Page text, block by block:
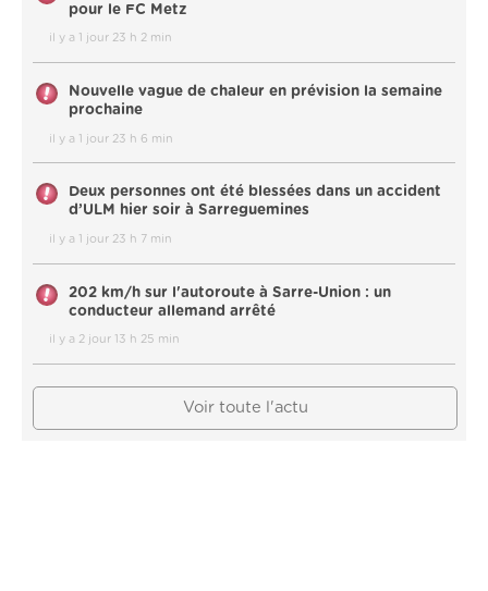
pour le FC Metz
il y a 1 jour 23 h 2 min
Nouvelle vague de chaleur en prévision la semaine
prochaine
il y a 1 jour 23 h 6 min
Deux personnes ont été blessées dans un accident
d’ULM hier soir à Sarreguemines
il y a 1 jour 23 h 7 min
202 km/h sur l'autoroute à Sarre-Union : un
conducteur allemand arrêté
il y a 2 jour 13 h 25 min
Voir toute l'actu